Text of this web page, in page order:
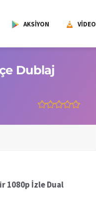
AKSIYON VIDEO
Dublaj
1080p İzle Dual